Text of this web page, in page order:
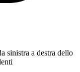
sinistra a destra dello